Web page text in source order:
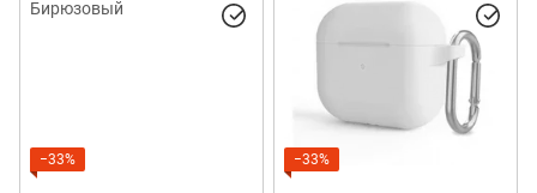
−33% −33%